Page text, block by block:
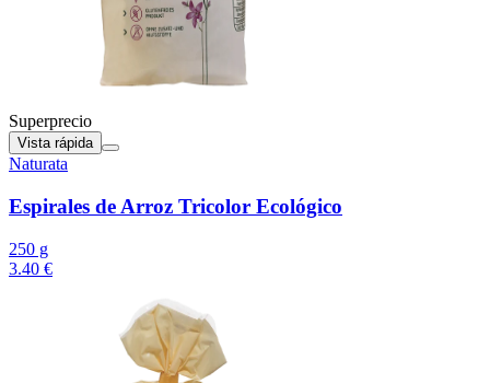
Superprecio
Vista rápida
Naturata
Espirales de Arroz Tricolor Ecológico
250 g
3.40 €